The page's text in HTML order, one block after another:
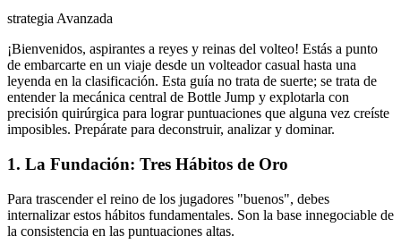
strategia Avanzada
¡Bienvenidos, aspirantes a reyes y reinas del volteo! Estás a punto
de embarcarte en un viaje desde un volteador casual hasta una
leyenda en la clasificación. Esta guía no trata de suerte; se trata de
entender la mecánica central de Bottle Jump y explotarla con
precisión quirúrgica para lograr puntuaciones que alguna vez creíste
imposibles. Prepárate para deconstruir, analizar y dominar.
1. La Fundación: Tres Hábitos de Oro
Para trascender el reino de los jugadores "buenos", debes
internalizar estos hábitos fundamentales. Son la base innegociable de
la consistencia en las puntuaciones altas.